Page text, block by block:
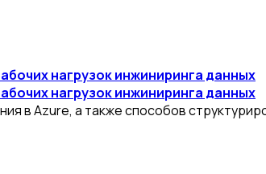
нагрузок инжиниринга данных
нагрузок инжиниринга данных
в Azure, а также способов